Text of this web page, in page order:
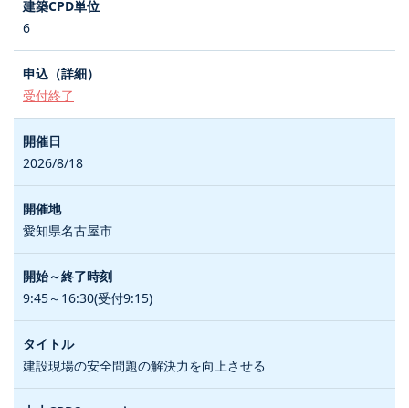
6
受付終了
2026/8/18
愛知県名古屋市
9:45～16:30(受付9:15)
建設現場の安全問題の解決力を向上させる